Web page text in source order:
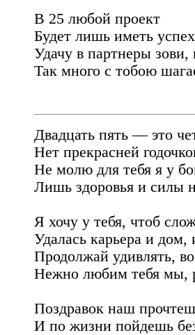
В 25 любой проект
Будет лишь иметь
Удачу в партнеры зови,
Так много с тобою
Двадцать пять — это
Нет прекрасней
Не молю для тебя я у
Лишь здоровья и силы
Я хочу у тебя, чтоб
Удалась карьера и дом,
Продолжай удивлять,
Нежно любим тебя мы,
Поздравок наш
И по жизни пойдешь